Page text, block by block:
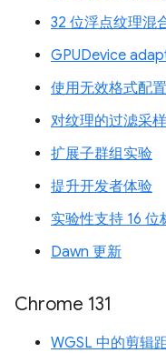
32 位浮点纹理混
GPUDevice
使用无效格式配
对纹理的过滤采
扩展子群组实验
提升开发者体验
实验性支持 16
Dawn 更新
Chrome 131
WGSL 中的剪辑